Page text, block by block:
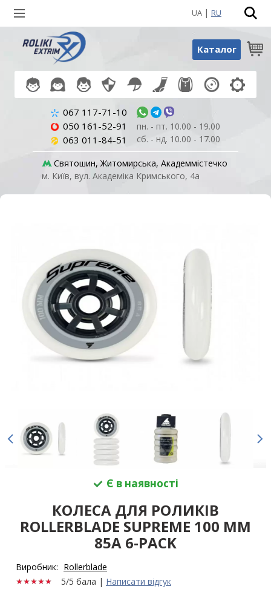
UA | RU
Каталог
067 117-71-10
050 161-52-91
063 011-84-51
пн. - пт. 10.00 - 19.00
сб. - нд. 10.00 - 17.00
Святошин, Житомирська, Академмістечко
м. Київ, вул. Академіка Кримського, 4а
Є в наявності
КОЛЕСА ДЛЯ РОЛИКІВ
ROLLERBLADE SUPREME 100 MM
85A 6-PACK
Виробник: Rollerblаdе
5/5 бала | Написати відгук